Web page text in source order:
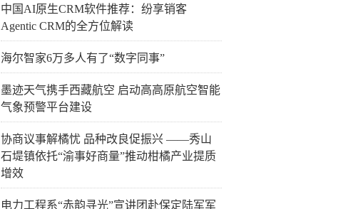
​中国AI原生CRM软件推荐：纷享销客
Agentic CRM的全方位解读
海尔智家6万多人有了“数字同事”
墨迹天气携手西藏航空 启动高高原航空智能
气象预警平台建设
协商议事解橘忧 品种改良促振兴 ——秀山
石堤镇依托“渝事好商量”推动柑橘产业提质
增效
电力工程系“赤韵寻光”宣讲团赴保定陆军军